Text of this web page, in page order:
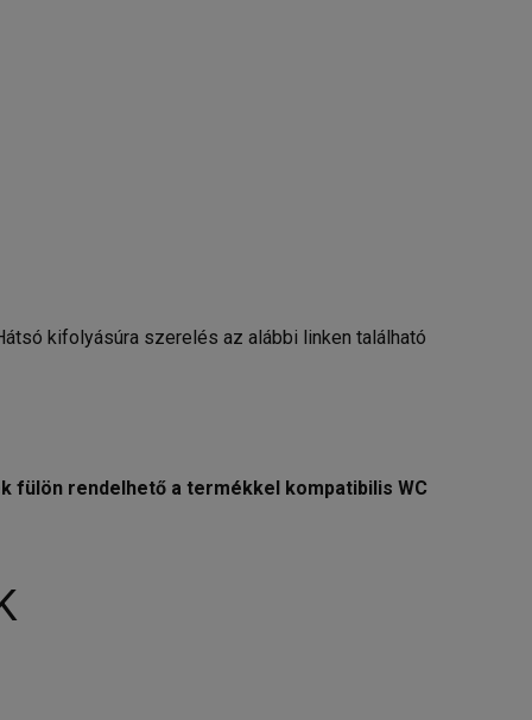
kifolyásúra szerelés az alábbi linken található
fülön rendelhető a termékkel kompatibilis WC